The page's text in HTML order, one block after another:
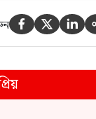
  